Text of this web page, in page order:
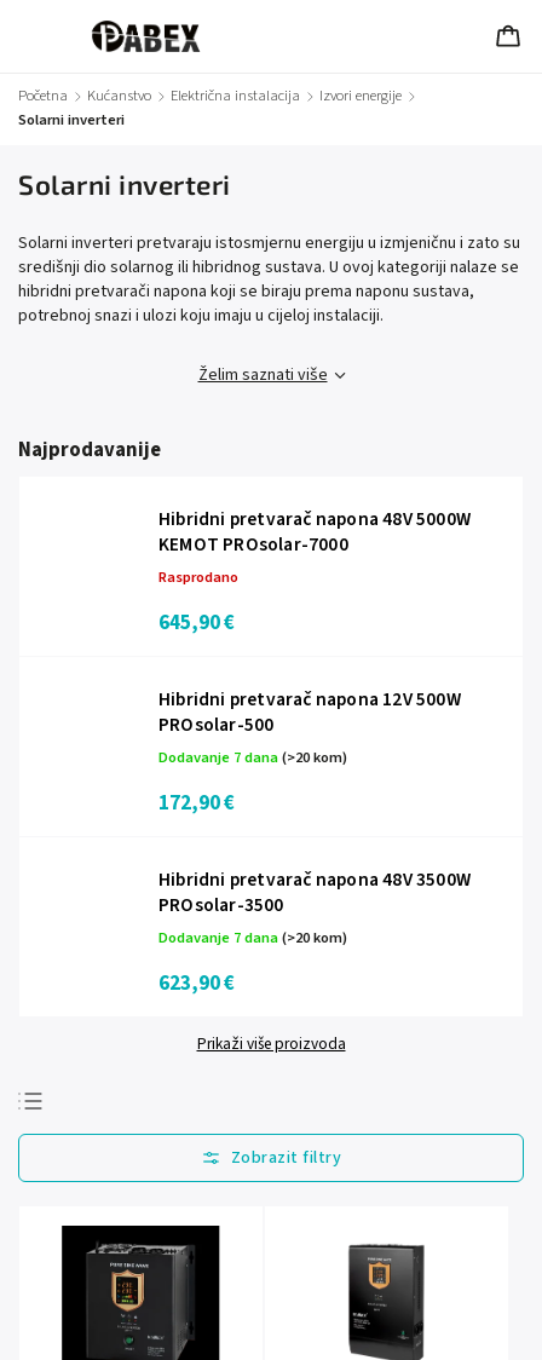
Početna / Kućanstvo / Električna instalacija / Izvori energije /
Solarni inverteri
Solarni inverteri
Solarni inverteri pretvaraju istosmjernu energiju u izmjeničnu i zato su
središnji dio solarnog ili hibridnog sustava. U ovoj kategoriji nalaze se
hibridni pretvarači napona koji se biraju prema naponu sustava,
potrebnoj snazi i ulozi koju imaju u cijeloj instalaciji.
Želim saznati više
Najprodavanije
Hibridni pretvarač napona 48V 5000W
KEMOT PROsolar-7000
Rasprodano
645,90 €
Hibridni pretvarač napona 12V 500W
PROsolar-500
Dodavanje 7 dana(>20 kom)
172,90 €
Hibridni pretvarač napona 48V 3500W
PROsolar-3500
Dodavanje 7 dana(>20 kom)
623,90 €
Prikaži više proizvoda
Najprodavanije
Najjeftinije
Abecedno